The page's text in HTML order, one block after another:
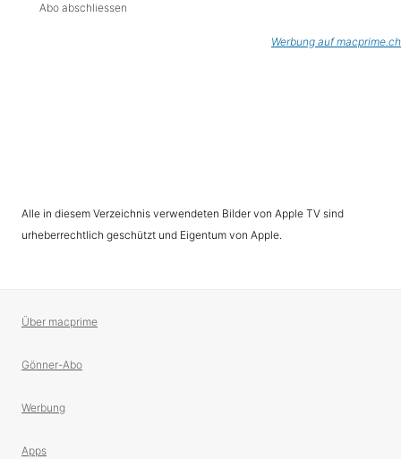
Abo abschliessen
Werbung auf macprime.ch
Alle in diesem Verzeichnis verwendeten Bilder von Apple TV sind
urheberrechtlich geschützt und Eigentum von Apple.
Über macprime
Gönner-Abo
Werbung
Apps